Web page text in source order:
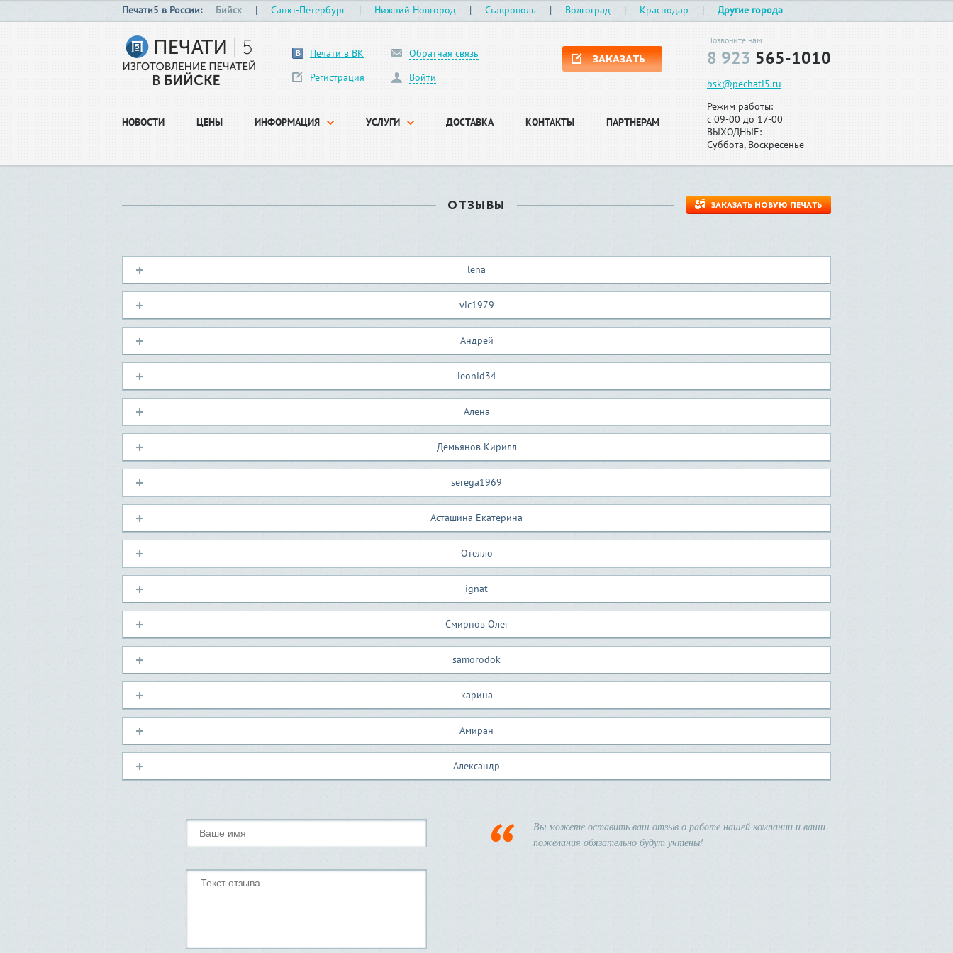
Печати5 в России: Бийск | Санкт-Петербург | Нижний Новгород | Ставрополь | Волгоград | Краснодар | Другие города
Печати в ВК
Обратная связь
Регистрация
Войти
ЗАКАЗАТЬ
НОВОСТИ ЦЕНЫ ИНФОРМАЦИЯ УСЛУГИ ДОСТАВКА КОНТАКТЫ ПАРТНЕРАМ
Позвоните нам
8 923 565-1010
bsk@pechati5.ru
Режим работы:
с 09-00 до 17-00
ВЫХОДНЫЕ:
Суббота, Воскресенье
ОТЗЫВЫ ЗАКАЗАТЬ НОВУЮ ПЕЧАТЬ
lena
vic1979
Андрей
leonid34
Алена
Демьянов Кирилл
serega1969
Асташина Екатерина
Отелло
ignat
Смирнов Олег
samorodok
карина
Амиран
Александр
Вы можете оставить ваш отзыв о работе нашей компании и ваши
пожелания обязательно будут учтены!